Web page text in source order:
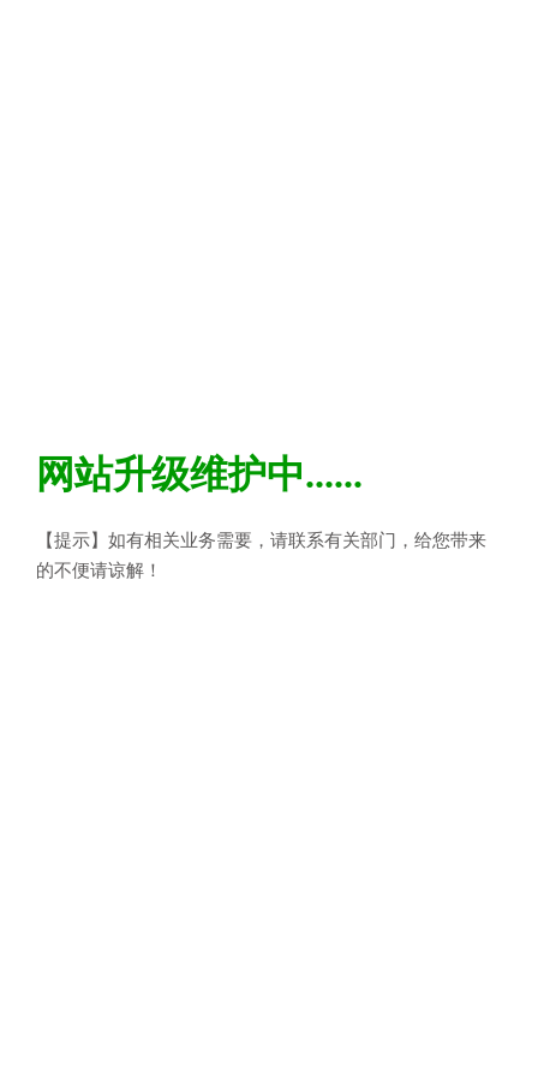
网站升级维护中......
【提示】如有相关业务需要，请联系有关部门，给您带来
的不便请谅解！